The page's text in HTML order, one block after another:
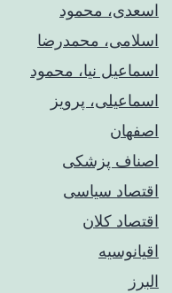
اسعدی، محمود
اسلامی، محمدرضا
اسماعیل نیا، محمود
اسماعیلی، پرویز
اصفهان
اصناف پزشکی
اقتصاد سیاسی
اقتصاد کلان
اقیانوسیه
البرز